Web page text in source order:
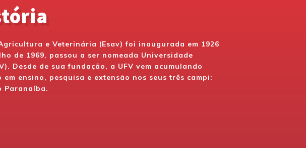
e Veterinária (Esav) foi inaugurada em 1926
de 1969, passou a ser nomeada Universidade
Desde de sua fundação, a UFV vem acumulando
ensino, pesquisa e extensão nos seus três campi:
Paranaíba.